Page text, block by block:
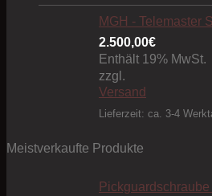
MGH - Telemaster
2.500,00€
Enthält 19% MwSt.
zzgl.
Versand
Lieferzeit: ca. 3-4
Meistverkaufte Produkte